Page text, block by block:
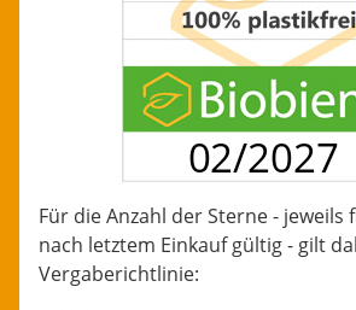
Für die Anzahl der Sterne - jeweils
nach letztem Einkauf gültig - gilt
Vergaberichtlinie: